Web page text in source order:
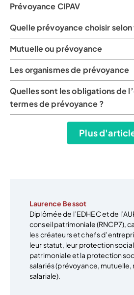
Prévoyance CIPAV
Quelle prévoyance choisir
Mutuelle ou prévoyance
Les organismes de prévoyance
Quelles sont les obligations de
termes de prévoyance ?
Plus
Laurence Bessot
Diplômée de l’EDHEC et de
conseil patrimoniale (RNCP7),
les créateurs et chefs
leur statut, leur protection
patrimoniale et la protection
salariés (prévoyance,
salariale).